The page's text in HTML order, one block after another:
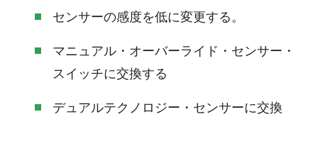
センサーの感度を低に変更する。
マニュアル・オーバーライド・センサー・
スイッチに交換する
デュアルテクノロジー・センサーに交換